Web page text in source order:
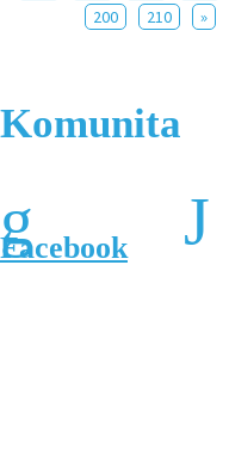
200 210 »
Komunita
Facebook